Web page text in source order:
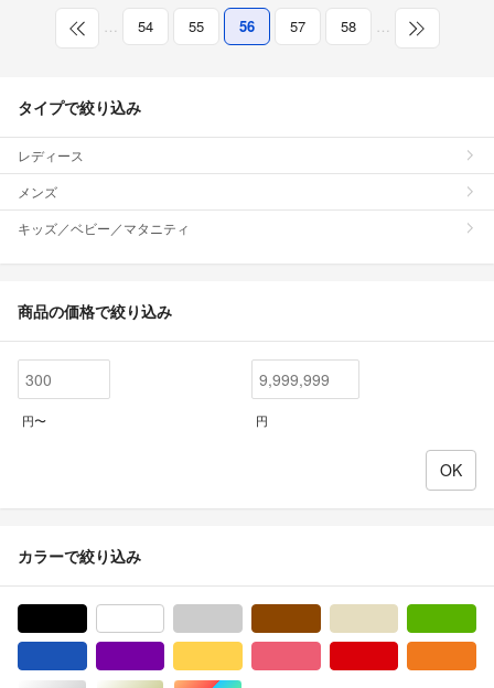
… 54 55 56 57 58 …
タイプで絞り込み
レディース
メンズ
キッズ／ベビー／マタニティ
商品の価格で絞り込み
円〜 円
カラーで絞り込み